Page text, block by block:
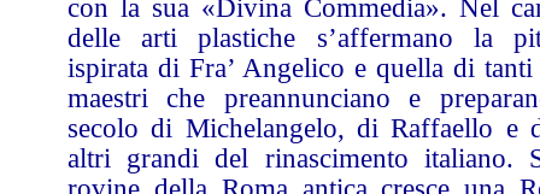
con la sua «Divina Commedia». Nel
delle arti plastiche s’affermano la
ispirata di Fra’ Angelico e quella di
maestri che preannunciano e
secolo di Michelangelo, di Raffaello e
altri grandi del rinascimento italiano.